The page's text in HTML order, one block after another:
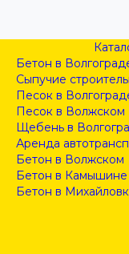
Бетон в
Сыпучие
Песок в
Песок в Волжском
Щебень в
Аренда
Бетон в Волжском
Бетон в Камышине
Бетон в